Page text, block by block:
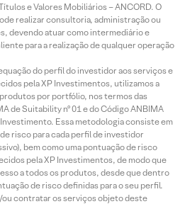
e Valores Mobiliários – ANCORD. O
realizar consultoria, administração ou
devendo atuar como intermediário e
para a realização de qualquer operação
do perfil do investidor aos serviços e
pela XP Investimentos, utilizamos a
por portfólio, nos termos das
de Suitability nº 01 e do Código ANBIMA
Essa metodologia consiste em
risco para cada perfil de investidor
bem como uma pontuação de risco
pela XP Investimentos, de modo que
a todos os produtos, desde que dentro
de risco definidas para o seu perfil.
contratar os serviços objeto deste